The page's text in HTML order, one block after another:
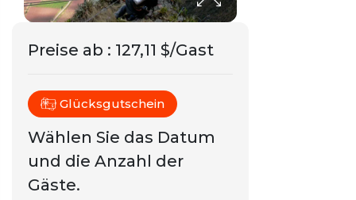
Preise ab : 127,11 $/Gast
Glücksgutschein
Wählen Sie das Datum
und die Anzahl der
Gäste.